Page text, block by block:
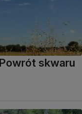
skwaru